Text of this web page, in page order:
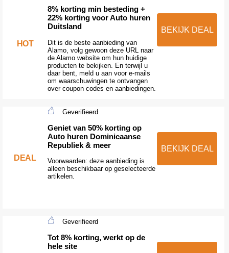
HOT
8% korting min besteding +
22% korting voor Auto huren
Duitsland
Dit is de beste aanbieding van
Alamo, volg gewoon deze URL naar
de Alamo website om hun huidige
producten te bekijken. En terwijl u
daar bent, meld u aan voor e-mails
om waarschuwingen te ontvangen
over coupon codes en aanbiedingen.
BEKIJK DEAL
DEAL
Geverifieerd
Geniet van 50% korting op
Auto huren Dominicaanse
Republiek & meer
Voorwaarden: deze aanbieding is
alleen beschikbaar op geselecteerde
artikelen.
BEKIJK DEAL
Geverifieerd
Tot 8% korting, werkt op de
hele site